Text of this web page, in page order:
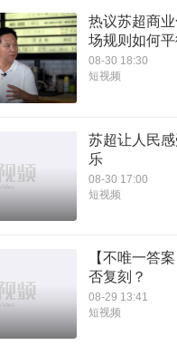
热议苏超商
场规则如何平
08-30 18:30
短视频
苏超让人民
乐
08-30 17:00
短视频
【不唯一答
否复刻？
08-29 13:41
短视频